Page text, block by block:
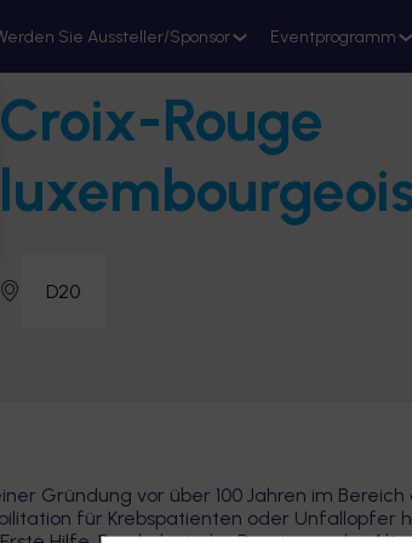
Sie Aussteller/Sponsor Eventprogramm
2026 Stand reservieren
Croix-Rouge
D20
Gründung vor über 100 Jahren im
für Krebspatienten oder Unfallopfer